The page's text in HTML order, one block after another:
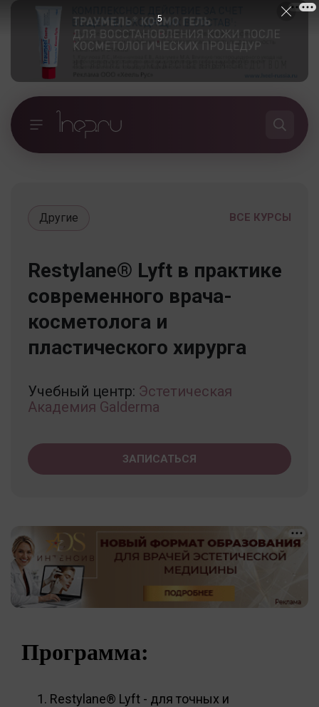
ВСЕ КУРСЫ
Другие
Restylane® Lyft в практике
современного врача-
косметолога и
пластического хирурга
Учебный центр: Эстетическая
Академия Galderma
ЗАПИСАТЬСЯ
Программа:
Restylane® Lyft - для точных и
4